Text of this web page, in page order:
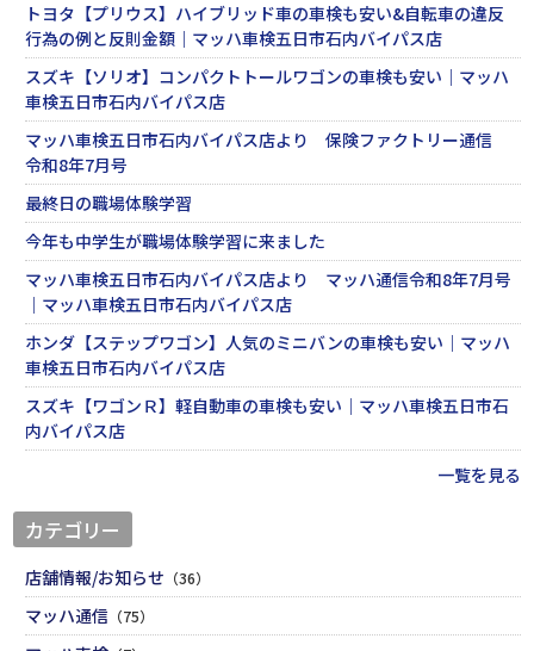
トヨタ【プリウス】ハイブリッド車の車検も安い&自転車の違反
行為の例と反則金額｜マッハ車検五日市石内バイパス店
スズキ【ソリオ】コンパクトトールワゴンの車検も安い｜マッハ
車検五日市石内バイパス店
マッハ車検五日市石内バイパス店より 保険ファクトリー通信
令和8年7月号
最終日の職場体験学習
今年も中学生が職場体験学習に来ました
マッハ車検五日市石内バイパス店より マッハ通信令和8年7月号
｜マッハ車検五日市石内バイパス店
ホンダ【ステップワゴン】人気のミニバンの車検も安い｜マッハ
車検五日市石内バイパス店
スズキ【ワゴンＲ】軽自動車の車検も安い｜マッハ車検五日市石
内バイパス店
一覧を見る
カテゴリー
店舗情報/お知らせ （36）
マッハ通信 （75）